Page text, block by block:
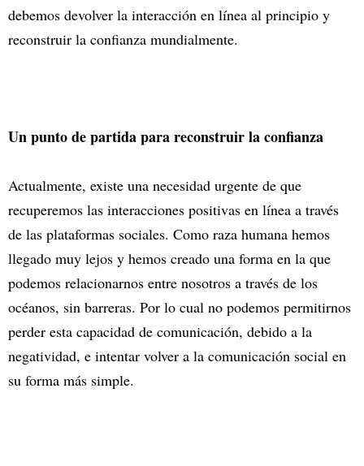
debemos devolver la interacción en línea al principio y
reconstruir la confianza mundialmente.
Un punto de partida para reconstruir la confianza
Actualmente, existe una necesidad urgente de que
recuperemos las interacciones positivas en línea a través
de las plataformas sociales. Como raza humana hemos
llegado muy lejos y hemos creado una forma en la que
podemos relacionarnos entre nosotros a través de los
océanos, sin barreras. Por lo cual no podemos permitirnos
perder esta capacidad de comunicación, debido a la
negatividad, e intentar volver a la comunicación social en
su forma más simple.